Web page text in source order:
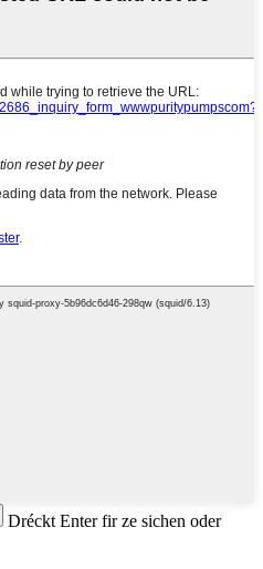
Dréckt Enter fir ze sichen oder